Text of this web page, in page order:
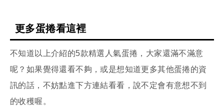
更多蛋捲看這裡
不知道以上介紹的5款精選人氣蛋捲，大家還滿不滿意
呢？如果覺得還看不夠，或是想知道更多其他蛋捲的資
訊的話，不妨點進下方連結看看，說不定會有意想不到
的收穫喔。